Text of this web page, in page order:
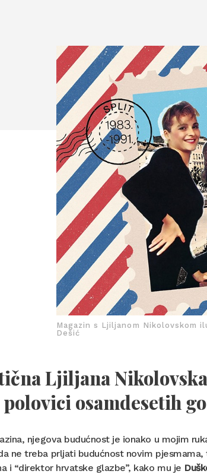
Magazin s Ljiljanom Nikolovskom
Dešić
Ljiljana
osamdesetih
njegova budućnost je ionako u mojim
ne treba prljati budućnost novim
i “direktor hrvatske glazbe”, kako mu je